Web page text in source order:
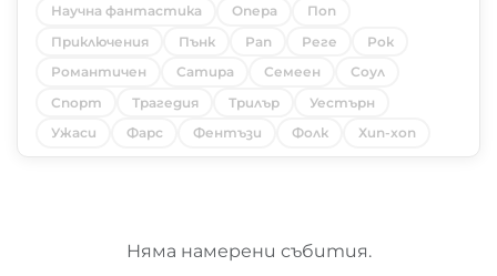
Научна фантастика
Опера
Поп
Приключения
Пънк Рап Реге
Рок
Романтичен
Сатира Семеен
Соул
Спорт
Трагедия Трилър
Уестърн
Ужаси
Фарс Фентъзи Фолк Хип-хоп
Няма намерени събития.